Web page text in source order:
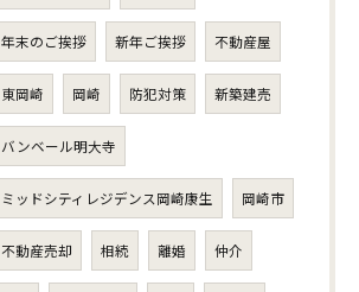
年末のご挨拶 新年ご挨拶 不動産屋
東岡崎 岡崎 防犯対策 新築建売
バンベール明大寺
ミッドシティレジデンス岡崎康生 岡崎市
不動産売却 相続 離婚 仲介